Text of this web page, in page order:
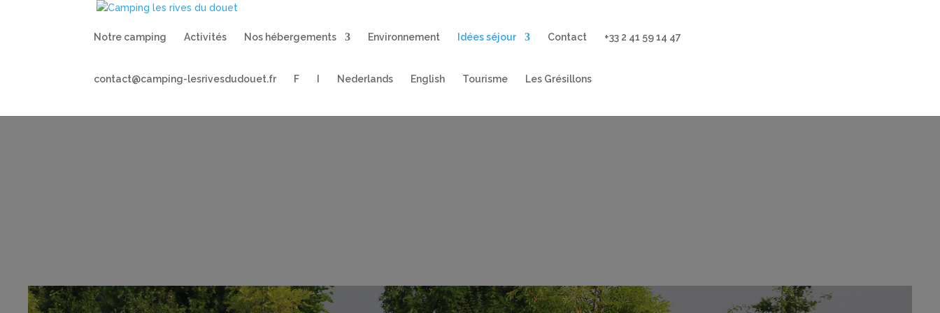
Notre camping Activités Nos hébergements Environnement Idées séjour Contact +33 2 41 59 14 47
contact@camping-lesrivesdudouet.fr F Nederlands English Tourisme Les Grésillons